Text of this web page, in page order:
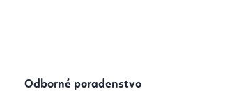
Odborné poradenstvo